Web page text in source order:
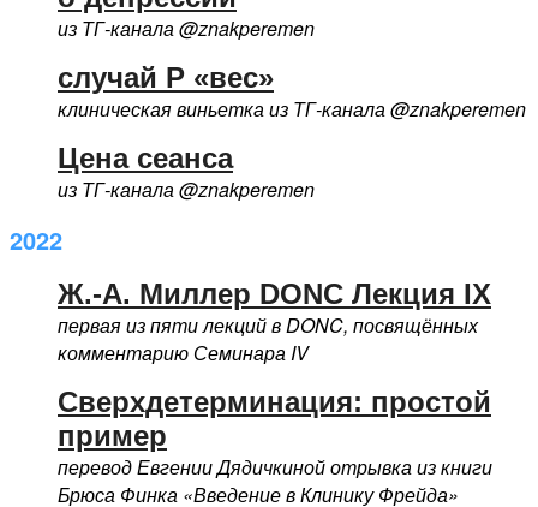
из ТГ-канала @znakperemen
случай Р «вес»
клиническая виньетка из ТГ-канала @znakperemen
Цена сеанса
из ТГ-канала @znakperemen
2022
Ж.-А. Миллер DONC Лекция IX
первая из пяти лекций в DONC, посвящённых
комментарию Семинара IV
Сверхдетерминация: простой
пример
перевод Евгении Дядичкиной отрывка из книги
Брюса Финка «Введение в Клинику Фрейда»